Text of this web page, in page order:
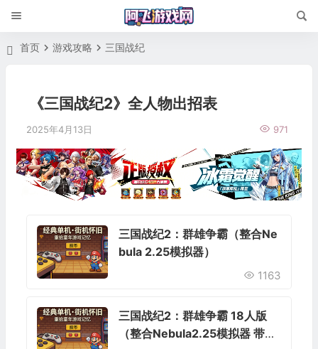
首页 游戏攻略 三国战纪
《三国战纪2》全人物出招表
2025年4月13日 971
三国战纪2：群雄争霸（整合Ne
bula 2.25模拟器）
1163
三国战纪2：群雄争霸 18人版
（整合Nebula2.25模拟器 带作